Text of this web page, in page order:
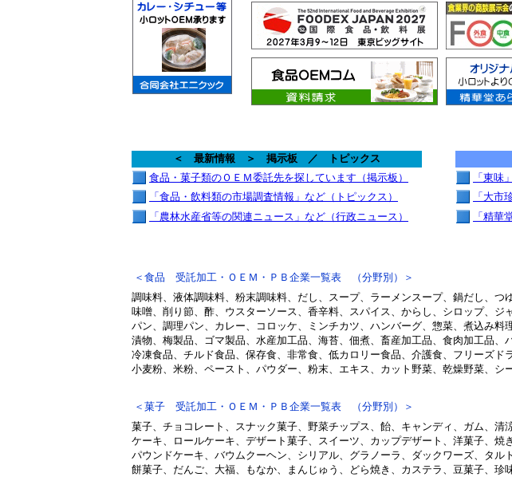
＜ 最新情報 ＞ 掲示板 ／ トピックス
食品・菓子類のＯＥＭ委託先を探しています（掲示板）
「東味」
「食品・飲料類の市場調査情報」など（トピックス）
「大市
「農林水産省等の関連ニュース」など（行政ニュース）
「精華
＜食品 受託加工・ＯＥＭ・ＰＢ企業一覧表 （分野別）＞
調味料、液体調味料、粉末調味料、だし、スープ、ラーメンスープ、鍋だし、
味噌、削り節、酢、ウスターソース、香辛料、スパイス、からし、シロップ、
パン、調理パン、カレー、コロッケ、ミンチカツ、ハンバーグ、惣菜、煮込み
漬物、梅製品、ゴマ製品、水産加工品、海苔、佃煮、畜産加工品、食肉加工品
冷凍食品、チルド食品、保存食、非常食、低カロリー食品、介護食、フリーズ
小麦粉、米粉、ペースト、パウダー、粉末、エキス、カット野菜、乾燥野菜、シ
＜菓子 受託加工・ＯＥＭ・ＰＢ企業一覧表 （分野別）＞
菓子、チョコレート、スナック菓子、野菜チップス、飴、キャンディ、ガム、
ケーキ、ロールケーキ、デザート菓子、スイーツ、カップデザート、洋菓子、
パウンドケーキ、バウムクーヘン、シリアル、グラノーラ、ダックワーズ、タ
餅菓子、だんご、大福、もなか、まんじゅう、どら焼き、カステラ、豆菓子、